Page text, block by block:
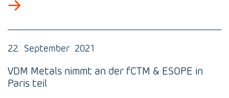
22. September 2021
VDM Metals nimmt an der fCTM & ESOPE in
Paris teil